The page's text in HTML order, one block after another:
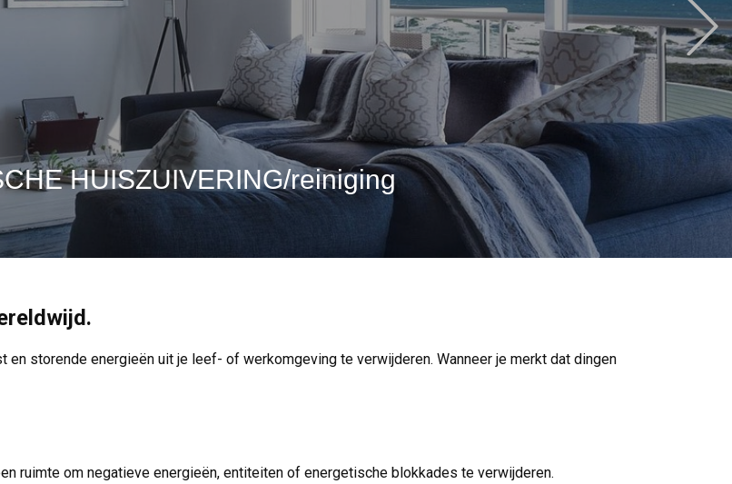
HUISZUIVERING/reiniging
en storende energieën uit je leef- of werkomgeving te verwijderen. Wanneer je merkt dat dingen
ruimte om negatieve energieën, entiteiten of energetische blokkades te verwijderen.